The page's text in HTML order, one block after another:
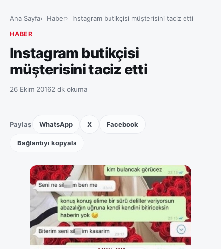
Ana Sayfa Haber Instagram butikçisi müşterisini taciz etti
HABER
Instagram butikçisi
müşterisini taciz etti
26 Ekim 20162 dk okuma
Paylaş WhatsApp X Facebook
Bağlantıyı kopyala